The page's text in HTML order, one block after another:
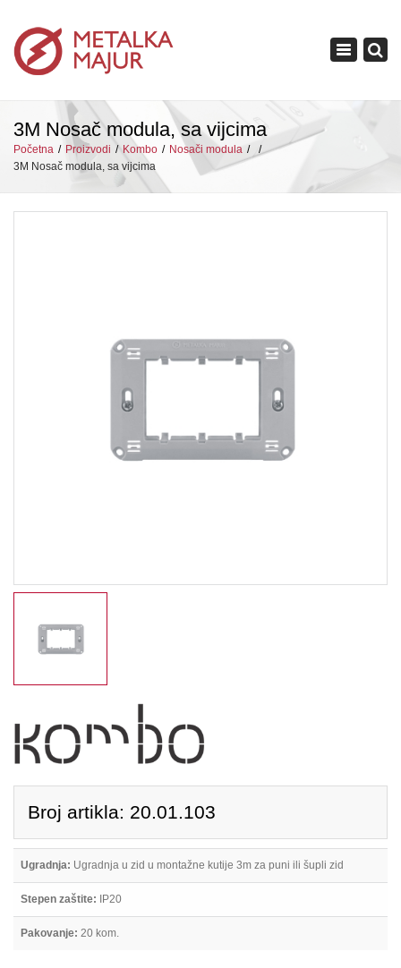
Toggle
3M Nosač modula, sa vijcima
Početna Proizvodi Kombo
Nosači modula
3M Nosač modula, sa vijcima
Broj artikla: 20.01.103
Ugradnja: Ugradnja u zid u montažne kutije 3m za puni ili šupli zid
Stepen zaštite: IP20
Pakovanje: 20 kom.